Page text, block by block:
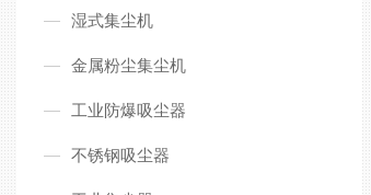
湿式集尘机
金属粉尘集尘机
工业防爆吸尘器
不锈钢吸尘器